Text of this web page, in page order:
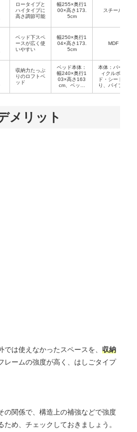
天然木合板
ロータイプと
ハイタイプに
高さ調節可能
幅255×奥行1
00×高さ173.
5cm
スチール
ベッド下スペ
ースが広く使
いやすい
幅250×奥行1
04×高さ173.
5cm
MDF
収納力たっぷ
りのロフトベ
ッド
ベッド本体：
幅240×奥行1
03×高さ163
cm、ベッド
本体：パーテ
ィクルボー
ド・シート張
り、パイプ：
メリット
は使えなかったスペースを、 収納
レームの強度が高く、はしごタイプ
の関係で、構造上の補強などで強度
め、チェックしておきましょう。